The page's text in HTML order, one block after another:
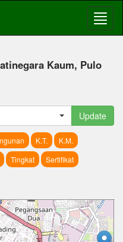
Kaum, Pulo
Update
K.T.
K.M.
Tingkat
Sertifikat